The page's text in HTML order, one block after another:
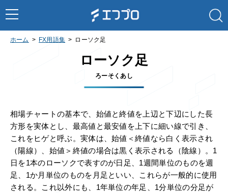
ホーム FX用語集 ローソク足
ローソク足
ろーそくあし
相場チャートの基本で、始値と終値を上辺と下辺にした長
方形を実体とし、最高値と最安値を上下に細い線で引き、
これをヒゲと呼ぶ。実体は、始値＜終値なら白く表示され
（陽線）、始値＞終値の場合は黒く表示される（陰線）。1
日を1本のローソクで表すのが日足、1週間単位のものを週
足、1か月単位のものを月足といい、これらが一般的に使用
される。これ以外にも、1年単位の年足、1分単位の分足が